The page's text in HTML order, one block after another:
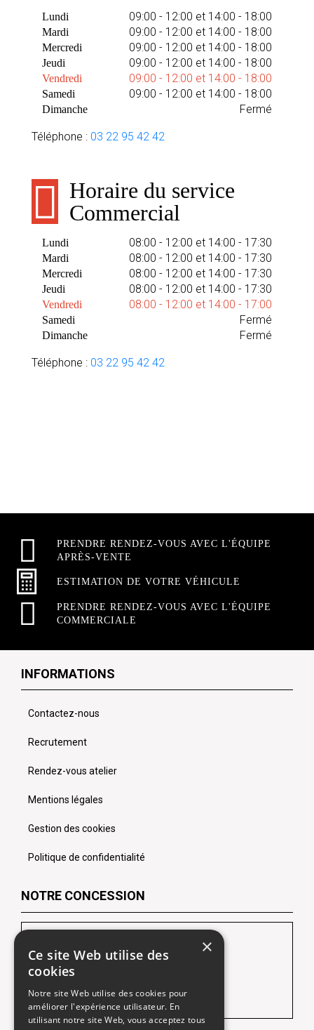
Lundi 09:00 - 12:00 et 14:00 - 18:00
Mardi 09:00 - 12:00 et 14:00 - 18:00
Mercredi 09:00 - 12:00 et 14:00 - 18:00
Jeudi 09:00 - 12:00 et 14:00 - 18:00
Vendredi 09:00 - 12:00 et 14:00 - 18:00
Samedi 09:00 - 12:00 et 14:00 - 18:00
Dimanche Fermé
Téléphone : 03 22 95 42 42
Horaire du service
Commercial
Lundi 08:00 - 12:00 et 14:00 - 17:30
Mardi 08:00 - 12:00 et 14:00 - 17:30
Mercredi 08:00 - 12:00 et 14:00 - 17:30
Jeudi 08:00 - 12:00 et 14:00 - 17:30
Vendredi 08:00 - 12:00 et 14:00 - 17:00
Samedi Fermé
Dimanche Fermé
Téléphone : 03 22 95 42 42
PRENDRE RENDEZ-VOUS AVEC L'ÉQUIPE
APRÈS-VENTE
ESTIMATION DE VOTRE VÉHICULE
PRENDRE RENDEZ-VOUS AVEC L'ÉQUIPE
COMMERCIALE
INFORMATIONS
Contactez-nous
Recrutement
Rendez-vous atelier
Mentions légales
Gestion des cookies
Politique de confidentialité
NOTRE CONCESSION
LES CHEVRONS SOFIDA Lens
102 Route de Lille
Tél :
03 21 13 02 10
×
Ce site Web utilise des
cookies
Notre site Web utilise des cookies pour
améliorer l'expérience utilisateur. En
utilisant notre site Web, vous acceptez tous